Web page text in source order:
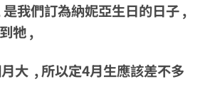
我們訂為納妮亞生日的日子 ,
牠 ,
大 , 所以定4月生應該差不多